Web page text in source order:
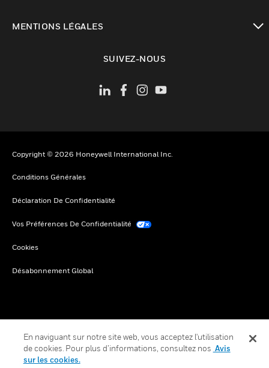
MENTIONS LÉGALES
SUIVEZ-NOUS
Copyright © 2026 Honeywell International Inc.
Conditions Générales
Déclaration De Confidentialité
Vos Préférences De Confidentialité
Cookies
Désabonnement Global
En naviguant sur notre site web, vous acceptez l'utilisation
de cookies. Pour plus d’informations, consultez nos Avis
sur les cookies.